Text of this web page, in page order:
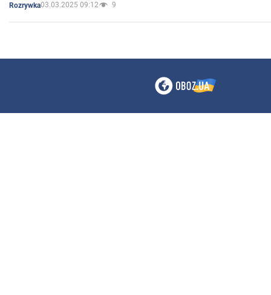
Rozrywka03.03.2025 09:12 9